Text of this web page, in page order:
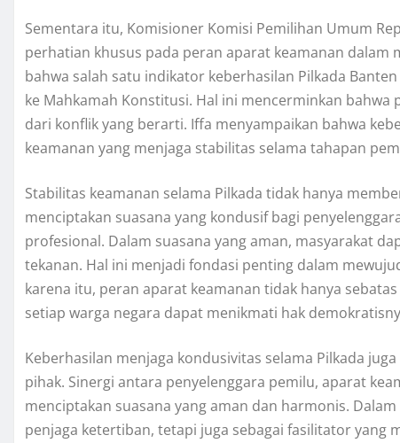
Sementara itu, Komisioner Komisi Pemilihan Umum
perhatian khusus pada peran aparat keamanan dalam
bahwa salah satu indikator keberhasilan Pilkada
ke Mahkamah Konstitusi. Hal ini mencerminkan
dari konflik yang berarti. Iffa menyampaikan bahwa
keamanan yang menjaga stabilitas selama tahapan
Stabilitas keamanan selama Pilkada tidak hanya
menciptakan suasana yang kondusif bagi
profesional. Dalam suasana yang aman, masyarakat
tekanan. Hal ini menjadi fondasi penting dalam
karena itu, peran aparat keamanan tidak hanya
setiap warga negara dapat menikmati hak
Keberhasilan menjaga kondusivitas selama Pilkada
pihak. Sinergi antara penyelenggara pemilu, aparat
menciptakan suasana yang aman dan harmonis.
penjaga ketertiban, tetapi juga sebagai fasilitator yang